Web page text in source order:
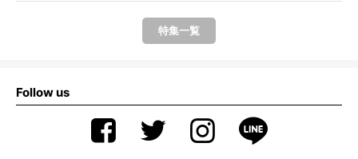
特集一覧
Follow us